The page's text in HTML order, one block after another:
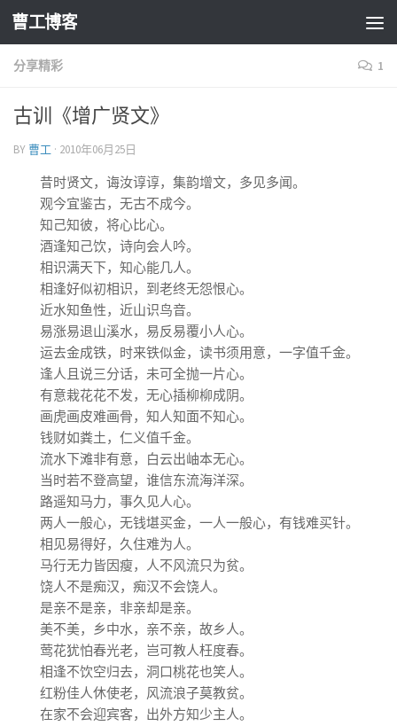
曹工博客
分享精彩 1
古训《增广贤文》
BY 曹工 · 2010年06月25日
昔时贤文，诲汝谆谆，集韵增文，多见多闻。
观今宜鉴古，无古不成今。
知己知彼，将心比心。
酒逢知己饮，诗向会人吟。
相识满天下，知心能几人。
相逢好似初相识，到老终无怨恨心。
近水知鱼性，近山识鸟音。
易涨易退山溪水，易反易覆小人心。
运去金成铁，时来铁似金，读书须用意，一字值千金。
逢人且说三分话，未可全抛一片心。
有意栽花花不发，无心插柳柳成阴。
画虎画皮难画骨，知人知面不知心。
钱财如粪土，仁义值千金。
流水下滩非有意，白云出岫本无心。
当时若不登高望，谁信东流海洋深。
路遥知马力，事久见人心。
两人一般心，无钱堪买金，一人一般心，有钱难买针。
相见易得好，久住难为人。
马行无力皆因瘦，人不风流只为贫。
饶人不是痴汉，痴汉不会饶人。
是亲不是亲，非亲却是亲。
美不美，乡中水，亲不亲，故乡人。
莺花犹怕春光老，岂可教人枉度春。
相逢不饮空归去，洞口桃花也笑人。
红粉佳人休使老，风流浪子莫教贫。
在家不会迎宾客，出外方知少主人。